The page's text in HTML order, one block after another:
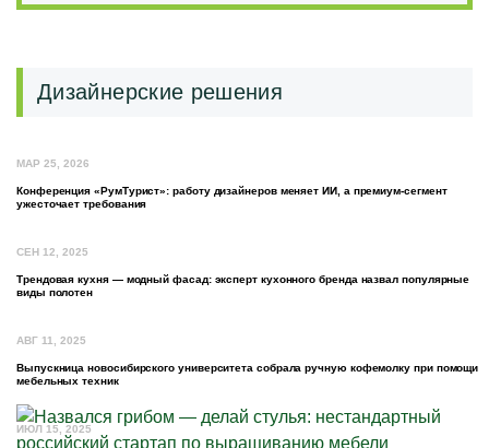
Дизайнерские решения
МАР 25, 2026
Конференция «РумТурист»: работу дизайнеров меняет ИИ, а премиум-сегмент
ужесточает требования
СЕН 12, 2025
Трендовая кухня — модный фасад: эксперт кухонного бренда назвал популярные
виды полотен
АВГ 11, 2025
Выпускница новосибирского университета собрала ручную кофемолку при помощи
мебельных техник
ИЮЛ 15, 2025